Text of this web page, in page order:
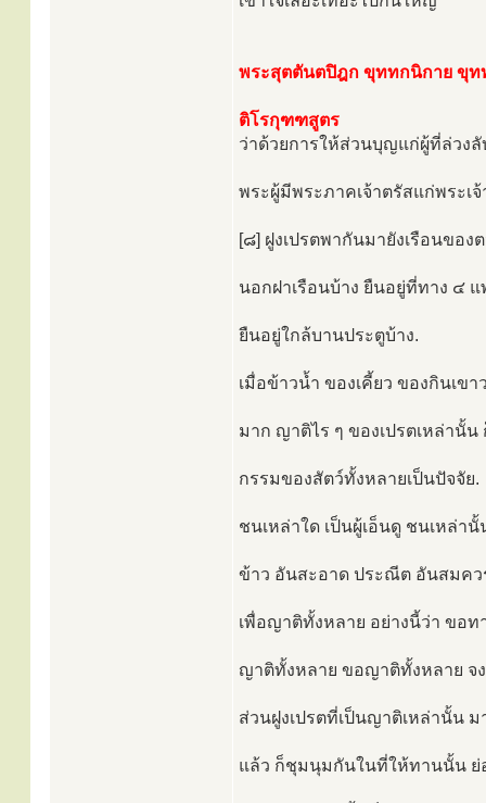
พระสุตตันตปิฎก ขุททกนิกาย ขุท
ติโรกุฑฑสูตร
ว่าด้วยการให้ส่วนบุญแก่ผู้ที่ล่วงลั
พระผู้มีพระภาคเจ้าตรัสแก่พระเ
[๘] ฝูงเปรตพากันมายังเรือนของ
นอกฝาเรือนบ้าง ยืนอยู่ที่ทาง ๔ แ
ยืนอยู่ใกล้บานประตูบ้าง.
เมื่อข้าวน้ำ ของเคี้ยว ของกินเขา
มาก ญาติไร ๆ ของเปรตเหล่านั้น
กรรมของสัตว์ทั้งหลายเป็นปัจจัย.
ชนเหล่าใด เป็นผู้เอ็นดู ชนเหล่า
ข้าว อันสะอาด ประณีต อันสมค
เพื่อญาติทั้งหลาย อย่างนี้ว่า ขอ
ญาติทั้งหลาย ขอญาติทั้งหลาย จ
ส่วนฝูงเปรตที่เป็นญาติเหล่านั้น
แล้ว ก็ชุมนุมกันในที่ให้ทานนั้น